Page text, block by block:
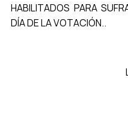
HABILITADOS PARA
DÍA DE LA VOTACIÓN..